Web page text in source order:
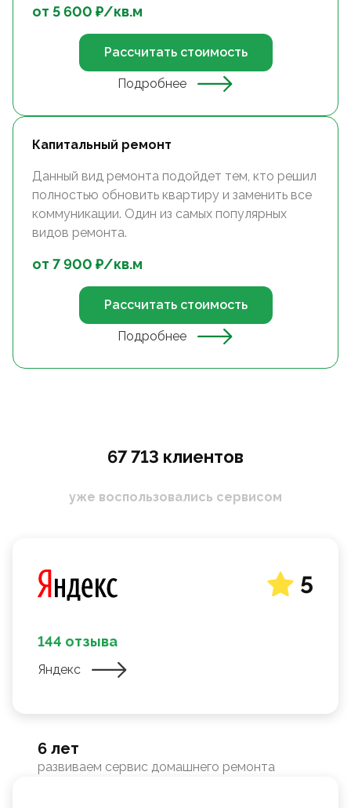
от 5 600 ₽/кв.м
Рассчитать стоимость
Подробнее
Капитальный ремонт
Данный вид ремонта подойдет тем, кто решил
полностью обновить квартиру и заменить все
коммуникации. Один из самых популярных
видов ремонта.
от 7 900 ₽/кв.м
Рассчитать стоимость
Подробнее
67 713 клиентов
уже воспользовались сервисом
5
144 отзыва
Яндекс
6 лет
развиваем сервис домашнего ремонта